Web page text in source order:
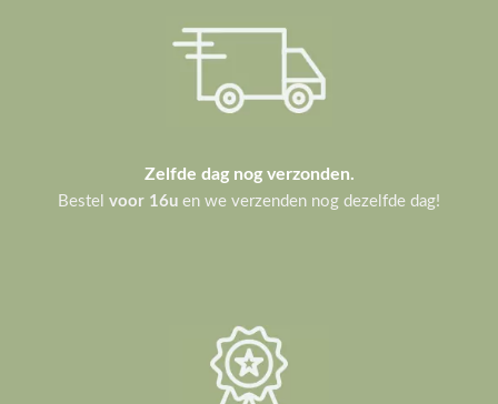
Zelfde dag nog verzonden.
Bestel voor 16u en we verzenden nog dezelfde dag!